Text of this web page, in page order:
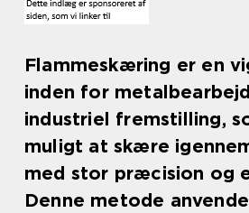
Flammeskæring er en
inden for
industriel fremstilling,
muligt at skære
med stor præcision og
Denne metode